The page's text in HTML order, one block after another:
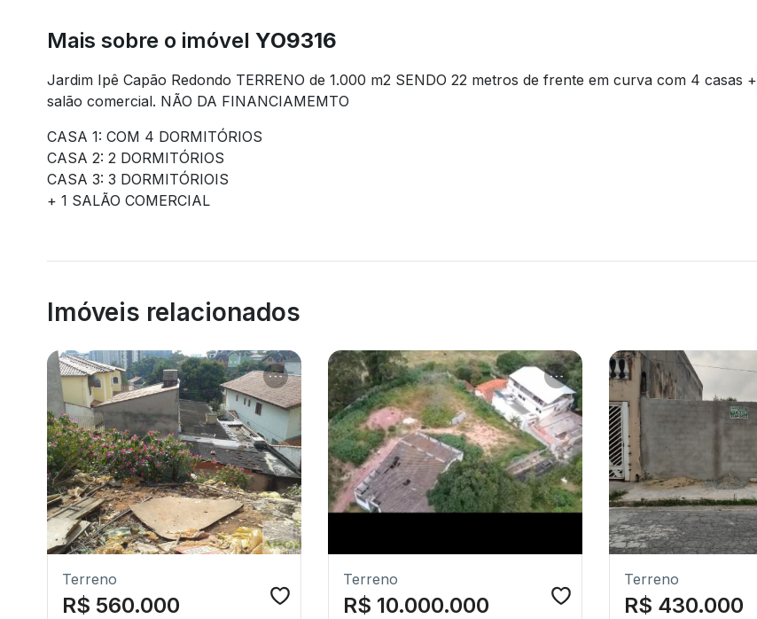
Mais sobre o imóvel YO9316
Jardim Ipê Capão Redondo TERRENO de 1.000 m2 SENDO 22 metros de frente em curva com 4 casas +
salão comercial. NÃO DA FINANCIAMEMTO
CASA 1: COM 4 DORMITÓRIOS
CASA 2: 2 DORMITÓRIOS
CASA 3: 3 DORMITÓRIOIS
+ 1 SALÃO COMERCIAL
Imóveis relacionados
Terreno
R$ 560.000
Terreno
R$ 10.000.000
Terreno
R$ 430.000